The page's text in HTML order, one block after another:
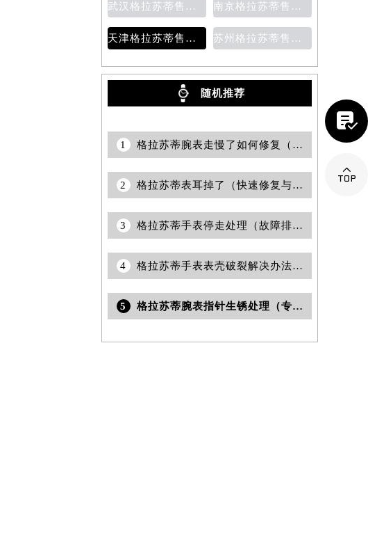
武汉格拉苏蒂售后维修保养费用 南京格拉苏蒂售后维修保养费用说明
天津格拉苏蒂售后维修保养费用价目表 苏州格拉苏蒂售后维修保养价目表
随机推荐
1 格拉苏蒂腕表走慢了如何修复（专业维修指南与常见故障排查）
2 格拉苏蒂表耳掉了（快速修复与日常保养指南）
3 格拉苏蒂手表停走处理（故障排除与维修技巧）
4 格拉苏蒂手表表壳破裂解决办法推荐（专业维修技巧与注意事项）
5 格拉苏蒂腕表指针生锈处理（专业修复技巧分享）

